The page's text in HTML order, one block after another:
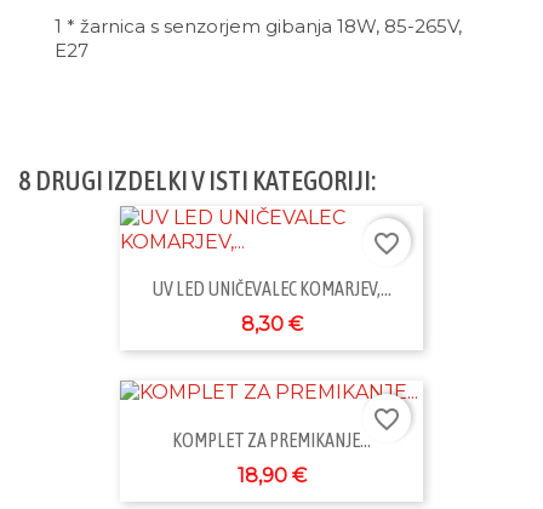
1 * žarnica s senzorjem gibanja 18W, 85-265V,
E27
8 DRUGI IZDELKI V ISTI KATEGORIJI:
UV LED UNIČEVALEC KOMARJEV,...
8,30 €
favorite_border
KOMPLET ZA PREMIKANJE...
18,90 €
favorite_border